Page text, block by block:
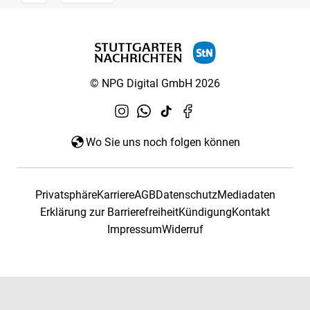
© NPG Digital GmbH 2026
Wo Sie uns noch folgen können
PrivatsphäreKarriereAGBDatenschutzMediadaten
Erklärung zur BarrierefreiheitKündigungKontakt
ImpressumWiderruf